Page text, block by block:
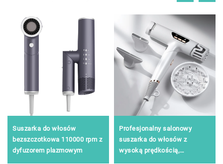
Suszarka do włosów
bezszczotkowa 110000 rpm z
dyfuzorem plazmowym
Profesjonalny salonowy
suszarka do włosów z
wysoką prędkością,